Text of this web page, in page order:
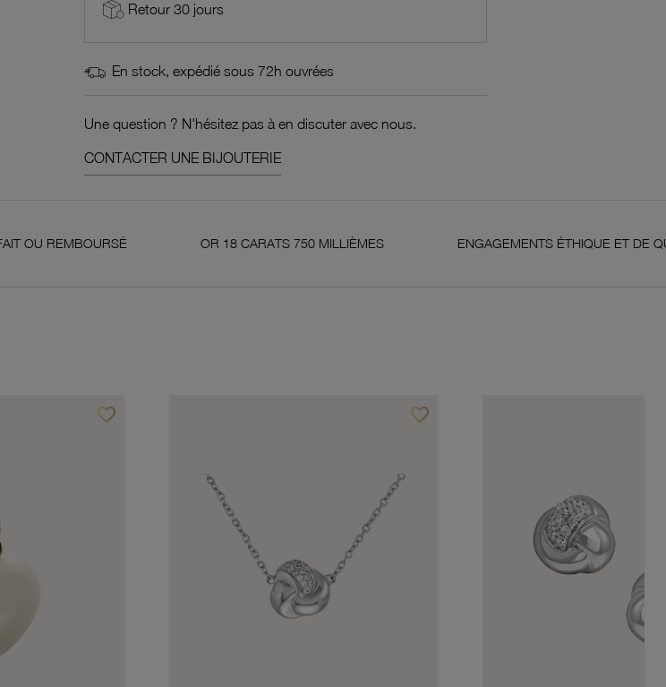
Retour 30 jours
En stock, expédié sous 72h ouvrées
Une question ? N'hésitez pas à en discuter avec nous.
CONTACTER UNE BIJOUTERIE
OR 18 CARATS 750 MILLIÈMES ENGAGEMENTS ÉTHIQUE ET DE QUALITÉ
favorite_borderAjouter à vos favoris favorite_borderAjouter à vos favoris